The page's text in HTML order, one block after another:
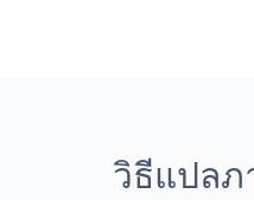
วิธีแปล